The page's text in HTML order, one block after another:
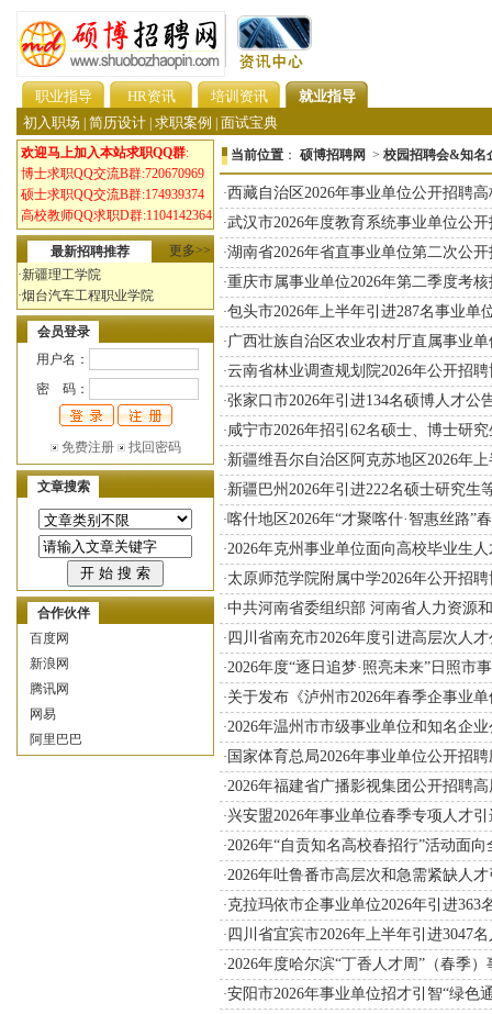
职业指导 HR资讯 培训资讯
就业指导
初入职场 简历设计 求职案例 面试宝典
欢迎马上加入本站求职QQ群:
博士求职QQ交流B群:720670969
硕士求职QQ交流B群:174939374
高校教师QQ求职D群:1104142364
最新招聘推荐
更多>>
·新疆理工学院
·烟台汽车工程职业学院
会员登录
用户名：
密 码：
免费注册 找回密码
文章搜索
合作伙伴
百度网
新浪网
腾讯网
网易
阿里巴巴
当前位置 ： 硕博招聘网 > 校园招聘会&知名
·西藏自治区2026年事业单位公开招聘
·武汉市2026年度教育系统事业单位公
·湖南省2026年省直事业单位第二次公
·重庆市属事业单位2026年第二季度考
·包头市2026年上半年引进287名事业单
·广西壮族自治区农业农村厅直属事业
·云南省林业调查规划院2026年公开招
·张家口市2026年引进134名硕博人才公
·咸宁市2026年招引62名硕士、博士研
·新疆维吾尔自治区阿克苏地区2026年
·新疆巴州2026年引进222名硕士研究生
·喀什地区2026年“才聚喀什·智惠丝路”
·2026年克州事业单位面向高校毕业生
·太原师范学院附属中学2026年公开招
·中共河南省委组织部 河南省人力资源
· 四川省南充市2026年度引进高层次人
·2026年度“逐日追梦·照亮未来”日照市
·关于发布《泸州市2026年春季企事业
·2026年温州市市级事业单位和知名企
· 国家体育总局2026年事业单位公开招
·2026年福建省广播影视集团公开招聘
·兴安盟2026年事业单位春季专项人才
·2026年“自贡知名高校春招行”活动面
·2026年吐鲁番市高层次和急需紧缺人
·克拉玛依市企事业单位2026年引进363
· 四川省宜宾市2026年上半年引进3047
·2026年度哈尔滨“丁香人才周”（春季
·安阳市2026年事业单位招才引智“绿色